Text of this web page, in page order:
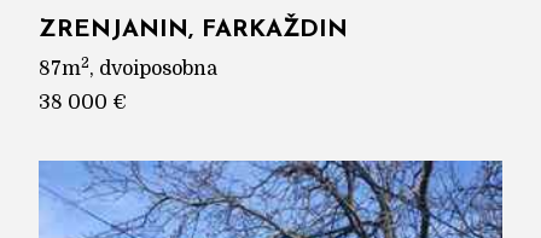
ZRENJANIN, FARKAŽDIN
87m2, dvoiposobna
38 000 €